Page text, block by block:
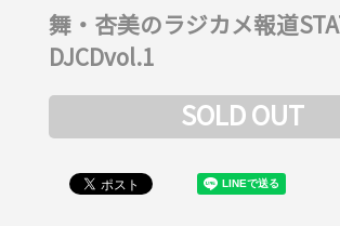
舞・杏美のラジカメ報道
DJCDvol.1
SOLD OUT